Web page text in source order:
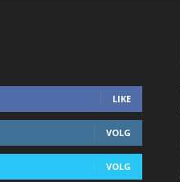
LIKE
VOLG
VOLG